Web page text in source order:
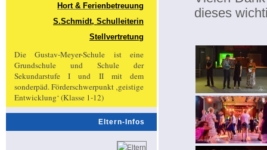
Hort & Ferienbetreuung
S.Schmidt, Schulleiterin
Stellvertretung
Die Gustav-Meyer-Schule ist eine
Grundschule und Schule der
Sekundarstufe I und II mit dem
sonderpäd. Förderschwerpunkt ‚geistige
Entwicklung‘ (Klasse 1-12)
Eltern-Infos
dieses